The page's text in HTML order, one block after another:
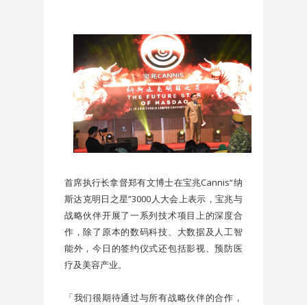
首席执行长拿督郑有文博士在宝兆Cannis“纳
斯达克明日之星”3000人大会上表示，宝兆与
战略伙伴开展了一系列技术项目上的深度合
作，除了原本的数码科技、大数据及人工智
能外，今日的签约仪式还包括影视、预防医
疗及美容产业。
「我们很期待通过与所有战略伙伴的合作，